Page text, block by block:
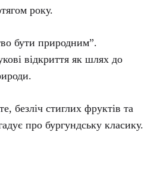
року.
бути природним”.
відкриття як шлях до
безліч стиглих фруктів та
про бургундську класику.